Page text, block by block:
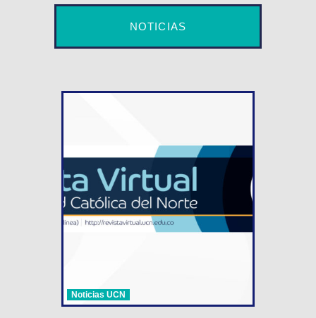
NOTICIAS
Noticias UCN